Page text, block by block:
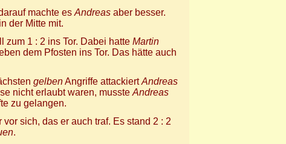
machte es Andreas aber besser.
der Mitte mit.
zum 1 : 2 ins Tor. Dabei hatte Martin
dem Pfosten ins Tor. Das hätte auch
gelbenAngriffe attackiertAndreas
nicht erlaubt waren, musste Andreas
zu gelangen.
vor sich, das er auch traf. Es stand 2 : 2
.